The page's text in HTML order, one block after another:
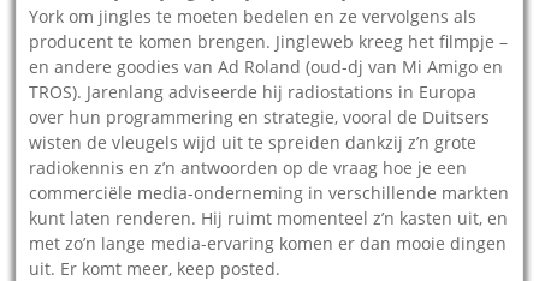
York om jingles te moeten bedelen en ze vervolgens als
producent te komen brengen. Jingleweb kreeg het filmpje –
en andere goodies van Ad Roland (oud-dj van Mi Amigo en
TROS). Jarenlang adviseerde hij radiostations in Europa
over hun programmering en strategie, vooral de Duitsers
wisten de vleugels wijd uit te spreiden dankzij z’n grote
radiokennis en z’n antwoorden op de vraag hoe je een
commerciële media-onderneming in verschillende markten
kunt laten renderen. Hij ruimt momenteel z’n kasten uit, en
met zo’n lange media-ervaring komen er dan mooie dingen
uit. Er komt meer, keep posted.